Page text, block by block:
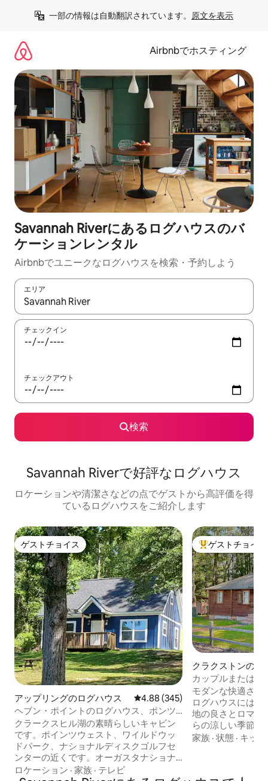
一部の情報は自動翻訳されています。 原文を表示
Airbnbでホスティング
Savannah Riverにあるログハウスのバ
ケーションレンタル
Airbnbでユニークなログハウスを検索・予約しよう
エリア
検索結果が表示されたら、上下の矢印キーを使って移動するか
チェックイン
チェックアウト
検索
Savannah Riverで好評なログハウス
ロケーションや清潔さなどの点でゲストから高評価を得
ているログハウスをご紹介します
ゲストチョイス
ゲストチョイス
アップリングのログハウス レビュー345件、5つ星中4.88つ
4.88 (345)
ヘブン・ポイントのログハウス、ポンツ
ーンボートのレンタルオプション
クラークスヒル湖の素晴らしいキャビン
です。ポインツウェスト、ワイルドウッ
ドパーク、ナショナルディスクゴルフセ
ンターの近くです。オーガスタナショナ
ルゴルフまで30分です。 敷地内にプライ
ロケーション · 家族 · テレビ
大好評のゲスト
ゲストチョイス
クラクストンのロ
カップルまたはお
年代のログハウス
モダンな快適さを
ログハウスには
地の良さとロマン
らの涼しい季節に
ださい。ポーチか
家族 ·状態 · キッ